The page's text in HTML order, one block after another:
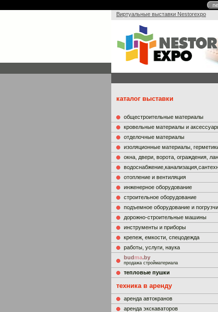
Виртуальные выставки Nestorexpo
каталог выставки
общестроительные материалы
кровельные материалы и
отделочные материалы
изоляционные материалы,
окна, двери, ворота, ограждения,
отопление и вентиляция
инженерное оборудование
строительное оборудование
подъемное оборудование и
дорожно-строительные машины
инструменты и приборы
крепеж, емкости, спецодежда
работы, услуги, наука
budma.by
продажа стройматериала
тепловые пушки
техника в аренду
аренда автокранов
аренда экскаваторов